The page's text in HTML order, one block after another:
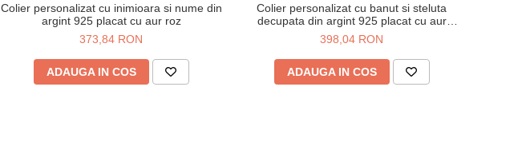
Colier personalizat cu inimioara si nume din
argint 925 placat cu aur roz
373,84 RON
ADAUGA IN COS
Colier personalizat cu banut si steluta
decupata din argint 925 placat cu aur
galben 24K
398,04 RON
ADAUGA IN COS